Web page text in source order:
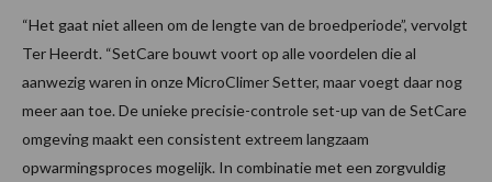
“Het gaat niet alleen om de lengte van de broedperiode”, vervolgt
Ter Heerdt. “SetCare bouwt voort op alle voordelen die al
aanwezig waren in onze MicroClimer Setter, maar voegt daar nog
meer aan toe. De unieke precisie-controle set-up van de SetCare
omgeving maakt een consistent extreem langzaam
opwarmingsproces mogelijk. In combinatie met een zorgvuldig